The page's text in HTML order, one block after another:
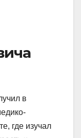
в
где изучал